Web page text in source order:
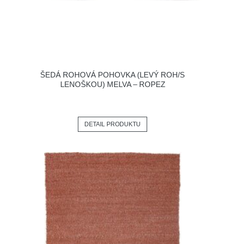
ŠEDÁ ROHOVÁ POHOVKA (LEVÝ ROH/S
LENOŠKOU) MELVA – ROPEZ
DETAIL PRODUKTU